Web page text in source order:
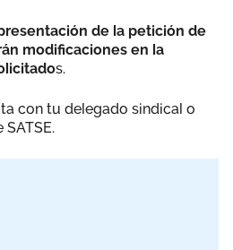
de la petición de
modificaciones en la
s.
con tu delegado sindical o